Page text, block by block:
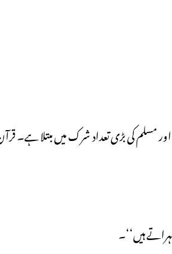
مسلم کی بڑی تعداد شرک میں مبتلا ہے۔
ہیں‘‘۔